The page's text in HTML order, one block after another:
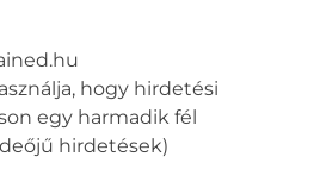
hogy hirdetési
egy harmadik fél
hirdetések)